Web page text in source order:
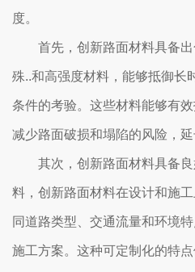
度。
首先，创新路面材料具备
殊..和高强度材料，能够抵御长
条件的考验。这些材料能够有
减少路面破损和塌陷的风险，延
其次，创新路面材料具备
料，创新路面材料在设计和施
同道路类型、交通流量和环境
施工方案。这种可定制化的特